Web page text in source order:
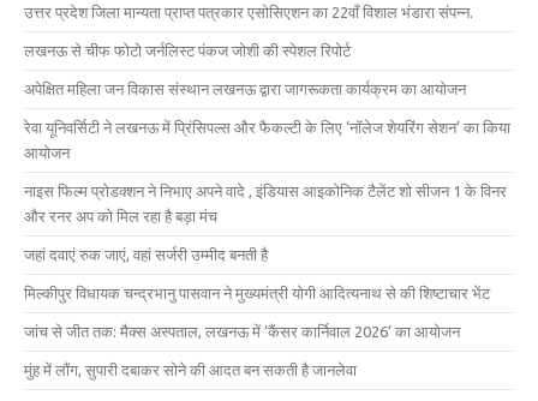
उत्तर प्रदेश जिला मान्यता प्राप्त पत्रकार एसोसिएशन का 22वाँ विशाल भंडारा संपन्न.
लखनऊ से चीफ फोटो जर्नलिस्ट पंकज जोशी की स्पेशल रिपोर्ट
अपेक्षित महिला जन विकास संस्थान लखनऊ द्वारा जागरूकता कार्यक्रम का आयोजन
रेवा यूनिवर्सिटी ने लखनऊ में प्रिंसिपल्स और फैकल्टी के लिए ‘नॉलेज शेयरिंग सेशन’ का किया
आयोजन
नाइस फिल्म प्रोडक्शन ने निभाए अपने वादे , इंडियास आइकोनिक टैलेंट शो सीजन 1 के विनर
और रनर अप को मिल रहा है बड़ा मंच
जहां दवाएं रुक जाएं, वहां सर्जरी उम्मीद बनती है
मिल्कीपुर विधायक चन्द्रभानु पासवान ने मुख्यमंत्री योगी आदित्यनाथ से की शिष्टाचार भेंट
जांच से जीत तक: मैक्स अस्पताल, लखनऊ में ‘कैंसर कार्निवाल 2026’ का आयोजन
मुंह में लौंग, सुपारी दबाकर सोने की आदत बन सकती है जानलेवा